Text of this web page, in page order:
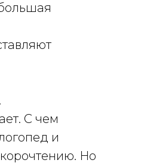
С чем
и
Но